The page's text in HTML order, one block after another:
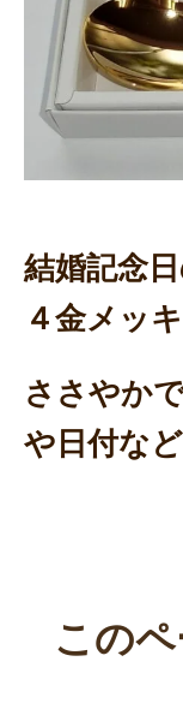
結婚記念
４金メッ
ささやか
や日付な
この